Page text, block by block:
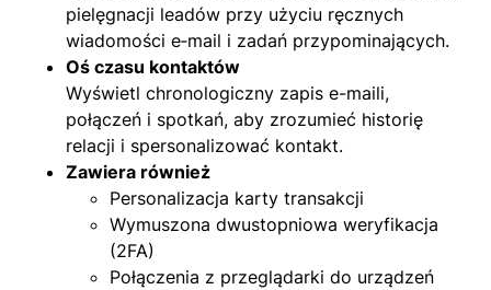
pielęgnacji leadów przy użyciu ręcznych
wiadomości e‑mail i zadań przypominających.
Oś czasu kontaktów
Wyświetl chronologiczny zapis e-maili,
połączeń i spotkań, aby zrozumieć historię
relacji i spersonalizować kontakt.
Zawiera również
Personalizacja karty transakcji
Wymuszona dwustopniowa weryfikacja
(2FA)
Połączenia z przeglądarki do urządzeń